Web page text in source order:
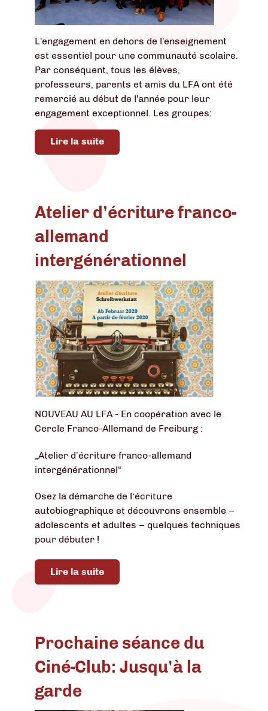
L'engagement en dehors de l'enseignement
est essentiel pour une communauté scolaire.
Par conséquent, tous les élèves,
professeurs, parents et amis du LFA ont été
remercié au début de l'année pour leur
engagement exceptionnel. Les groupes:
Lire la suite
Atelier d’écriture franco-
allemand
intergénérationnel
NOUVEAU AU LFA - En coopération avec le
Cercle Franco-Allemand de Freiburg :
„Atelier d’écriture franco-allemand
intergénérationnel“
Osez la démarche de l‘écriture
autobiographique et découvrons ensemble –
adolescents et adultes – quelques techniques
pour débuter !
Lire la suite
Prochaine séance du
Ciné-Club: Jusqu'à la
garde